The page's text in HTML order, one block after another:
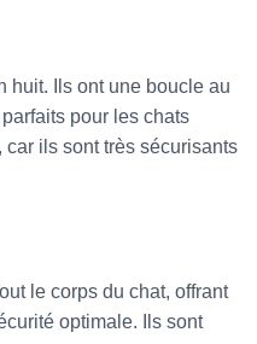
huit. Ils ont une boucle au
pour les chats
ils sont très sécurisants
le corps du chat, offrant
optimale. Ils sont